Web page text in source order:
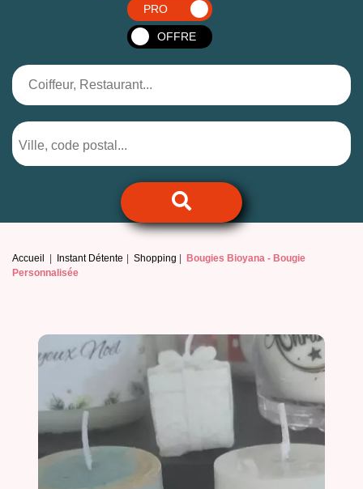
PRO
OFFRE
Accueil Instant Détente Shopping Bougies Bioyana - Bougie
Personnalisée